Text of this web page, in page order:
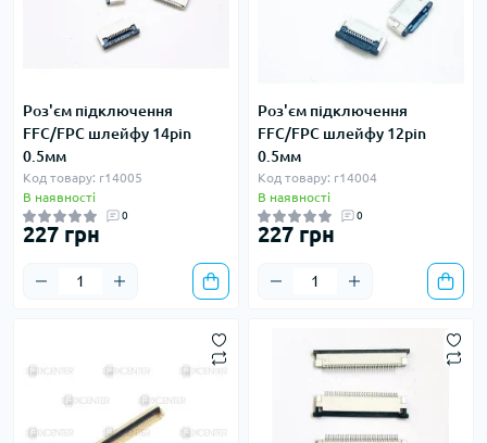
Роз'єм підключення
FFC/FPC шлейфу 14pin
0.5мм
Код товару: r14005
В наявності
0
227 грн
Роз'єм підключення
FFC/FPC шлейфу 12pin
0.5мм
Код товару: r14004
В наявності
0
227 грн